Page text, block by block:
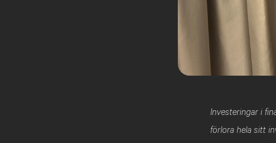
Investeringar i
förlora hela sitt